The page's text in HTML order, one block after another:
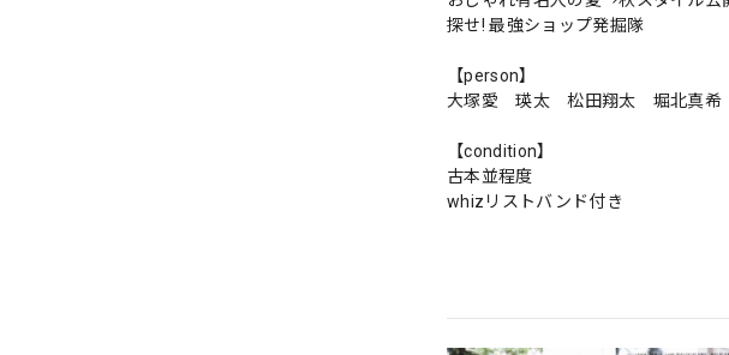
探せ! 最強ショップ発掘隊
【person】
大塚愛 瑛太 松田翔太 堀北真希
【condition】
古本並程度
whizリストバンド付き